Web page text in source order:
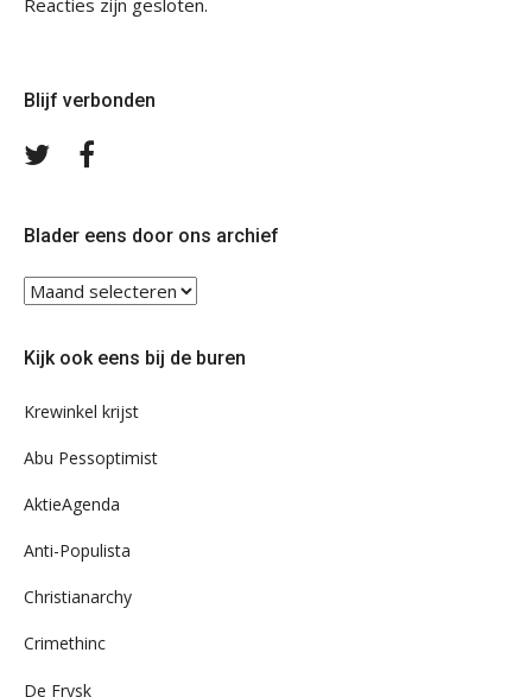
Reacties zijn gesloten.
Blijf verbonden
Volg
Blader eens door ons archief
Blader
eens
ons
Kijk ook eens bij de buren
Krewinkel krijst
Abu Pessoptimist
AktieAgenda
Anti-Populista
Christianarchy
Crimethinc
De Frysk